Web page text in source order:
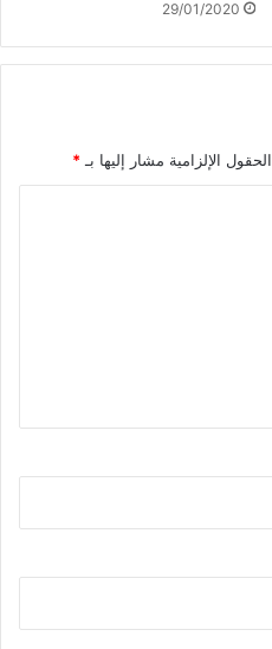
29/01/2020
الحقول الإلزامية مشار إليها بـ*